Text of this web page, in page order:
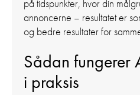
på tidspunkter, hvor din
annoncerne – resultatet er
og bedre resultater for
Sådan fungerer
i praksis